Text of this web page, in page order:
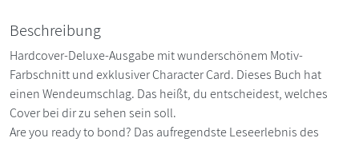
Beschreibung
Hardcover-Deluxe-Ausgabe mit wunderschönem Motiv-
Farbschnitt und exklusiver Character Card. Dieses Buch hat
einen Wendeumschlag. Das heißt, du entscheidest, welches
Cover bei dir zu sehen sein soll.
Are you ready to bond? Das aufregendste Leseerlebnis des